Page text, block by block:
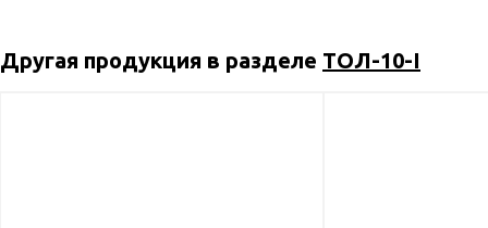
Другая продукция в разделе ТОЛ-10-I